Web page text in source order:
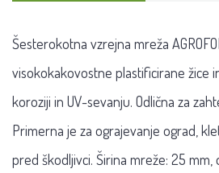
Šesterokotna vzrejna mreža
visokokakovostne plastificirane žice
koroziji in UV-sevanju. Odlična za
Primerna je za ograjevanje ograd,
pred škodljivci. Širina mreže: 25 mm,